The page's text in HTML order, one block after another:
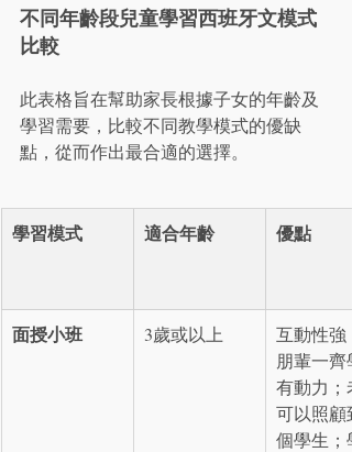
不同年齡段兒童學習西班牙文模式
比較
此表格旨在幫助家長根據子女的年齡及
學習需要，比較不同教學模式的優缺
點，從而作出最合適的選擇。
學習模式 適合年齡 優點
面授小班 3歲或以上
互動性強
朋輩一齊
有動力；
可以照顧
個學生；